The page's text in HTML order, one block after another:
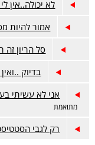
לא יכולה..אין
אמור להיות
סל הריון
בדיוק
אני לא עשיתי
מתואמת
רק לגבי